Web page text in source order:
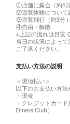
①店舗に集合（約5分
②遊覧体験について
③遊覧飛行（約3分）
④自由・解散
※上記の流れは目安で
当日の状況によっ
ご了承ください。
支払い方法の説明
＜現地払い＞
以下のお支払い方法
・現金
・クレジットカー
Diners Club）